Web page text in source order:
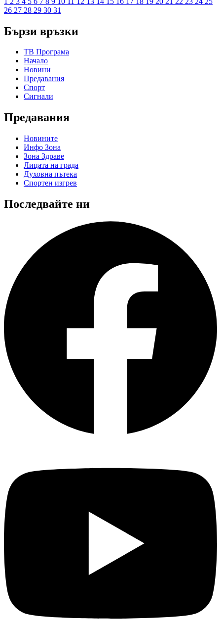
26 27 28 29 30 31
Бързи връзки
ТВ Програма
Начало
Новини
Предавания
Спорт
Сигнали
Предавания
Новините
Инфо Зона
Зона Здраве
Лицата на града
Духовна пътека
Спортен изгрев
Последвайте ни